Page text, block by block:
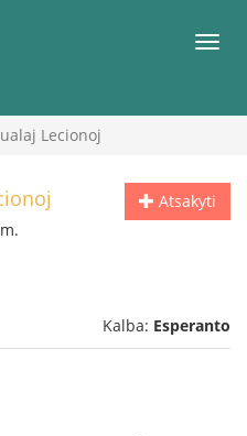
Lecionoj
Atsakyti
Kalba: Esperanto